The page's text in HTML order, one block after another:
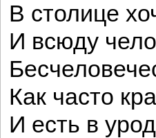
В столице
И всюду
Как часто
И есть в